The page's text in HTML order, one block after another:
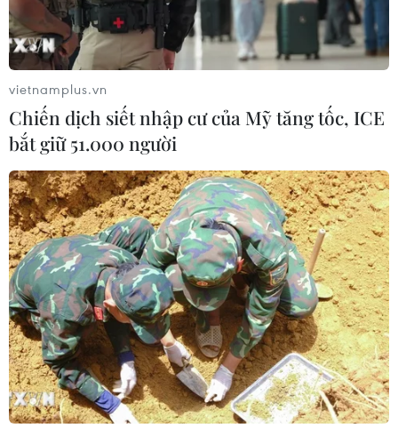
TIN CÙNG CHUYÊN MỤC
vietnamplus.vn
Chiến dịch siết nhập cư của Mỹ tăng tốc, ICE
bắt giữ 51.000 người